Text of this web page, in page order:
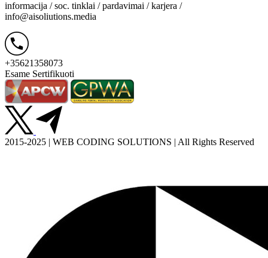
informacija / soc. tinklai / pardavimai / karjera /
info@aisoliutions.media
+35621358073
Esame Sertifikuoti
2015-2025 | WEB CODING SOLUTIONS | All Rights Reserved